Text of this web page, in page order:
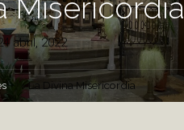
Misericordia
abril, 2022
La Divina Misericordia